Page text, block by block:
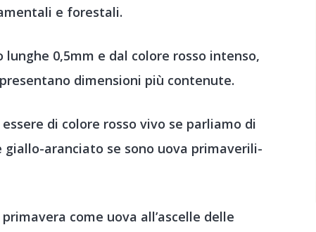
e forestali.
lunghe 0,5mm e dal colore rosso intenso,
dimensioni più contenute.
di colore rosso vivo se parliamo di
giallo-aranciato se sono uova primaverili-
primavera come uova all’ascelle delle